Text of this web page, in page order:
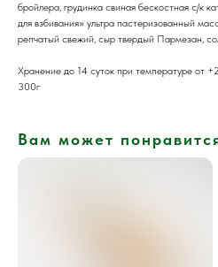
бройлера, грудинка свиная бескостная с/к
для взбивания» ультра пастеризованный
репчатый свежий, сыр твердый Пармезан,
Хранение до 14 суток при температуре от
300г
Вам может